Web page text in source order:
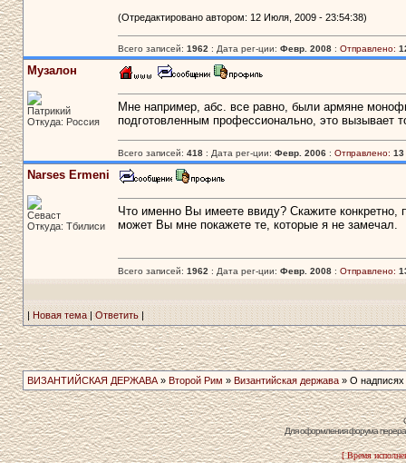
(Отредактировано автором: 12 Июля, 2009 - 23:54:38)
Всего записей: 1962 : Дата рег-ции: Февр. 2008: Отправлено:
Музалон
Патрикий
Откуда: Россия
Мне например, абс. все равно, были армяне
подготовленным профессионально, это вызывает
Всего записей: 418: Дата рег-ции: Февр. 2006: Отправлено: 13
Narses Ermeni
Севаст
Откуда: Тбилиси
Что именно Вы имеете ввиду? Скажите
может Вы мне покажете те, которые я не замечал.
Всего записей: 1962 : Дата рег-ции: Февр. 2008: Отправлено:
| Новая тема|Ответить|
ВИЗАНТИЙСКАЯ ДЕРЖАВА» Второй Рим » Византийская держава» О надписях
Для оформления форума
[ Время